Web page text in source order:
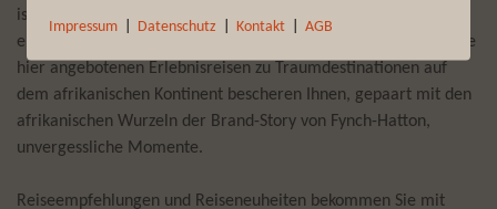
Impressum Datenschutz Kontakt AGB
ist seit mehr als 75 Jahren Experte darin, Reisewünsche zu
erfüllen und täglich individuelle Trips und Touren zu planen. Die
hier angebotenen Erlebnisreisen zu Traumdestinationen auf
dem afrikanischen Kontinent bescheren Ihnen, gepaart mit den
afrikanischen Wurzeln der Brand-Story von Fynch-Hatton,
unvergessliche Momente.
Reiseempfehlungen und Reiseneuheiten bekommen Sie mit